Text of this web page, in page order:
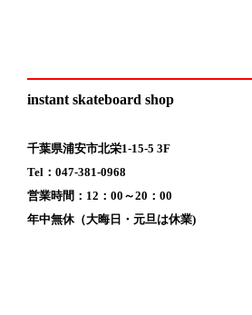
instant skateboard shop
千葉県浦安市北栄1-15-5 3F
Tel：047-381-0968
営業時間：12：00～20：00
年中無休（大晦日・元旦は休業)